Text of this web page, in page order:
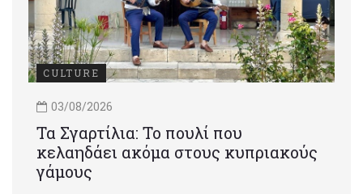
CULTURE
03/08/2026
Τα Σγαρτίλια: Το πουλί που
κελαηδάει ακόμα στους κυπριακούς
γάμους